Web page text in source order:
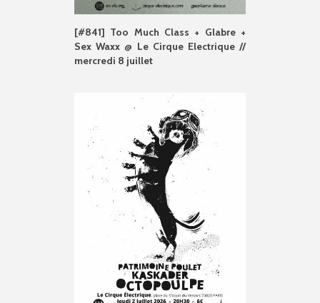
[#841] Too Much Class + Glabre +
Sex Waxx @ Le Cirque Electrique //
mercredi 8 juillet